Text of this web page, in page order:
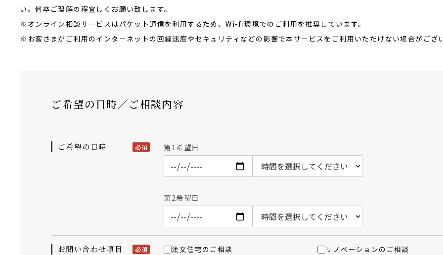
い。何卒ご理解の程宜しくお願い致します。
※オンライン相談サービスはパケット通信を利用するため、Wi-fi環境でのご利用を推奨しています。
※お客さまがご利用のインターネットの回線速度やセキュリティなどの影響で本サービスをご利用いただけない場合がござ
ご希望の日時／ご相談内容
ご希望の日時 必須 第1希望日
第2希望日
お問い合わせ項目 必須 注文住宅のご相談
リノベーションのご相談